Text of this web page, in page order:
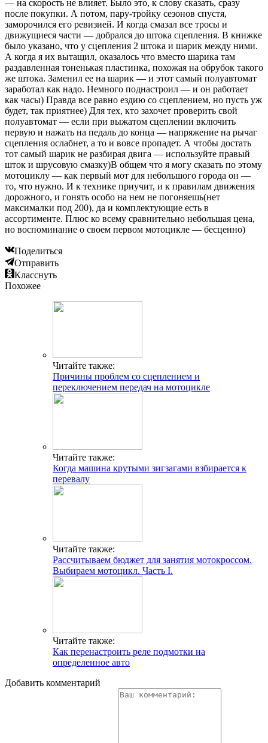
— на скорость не влияет. Было это, к слову сказать, сразу
после покупки. А потом, пару-тройку сезонов спустя,
заморочился его ревизией. И когда смазал все тросы и
движущиеся части — добрался до штока сцепления. В книжке
было указано, что у сцепления 2 штока и шарик между ними.
А когда я их вытащил, оказалось что вместо шарика там
раздавленная тоненькая пластинка, похожая на обрубок такого
же штока. Заменил ее на шарик — и этот самый полуавтомат
заработал как надо. Немного поднастроил — и он работает
как часы) Правда все равно ездию со сцеплением, но пусть уж
будет, так приятнее) Для тех, кто захочет проверить свой
полуавтомат — если при выжатом сцеплении включить
первую и нажать на педаль до конца — напряжение на рычаг
сцепления ослабнет, а то и вовсе пропадет. А чтобы достать
тот самый шарик не разбирая двига — используйте правый
шток и шрусовую смазку)В общем что я могу сказать по этому
мотоциклу — как первый мот для небольшого города он —
то, что нужно. И к технике приучит, и к правилам движения
дорожного, и гонять особо на нем не погоняешь(нет
максималки под 200), да и комплектующие есть в
ассортименте. Плюс ко всему сравнительно небольшая цена,
но воспоминание о своем первом мотоцикле — бесценно)
Поделиться
Отправить
Класснуть
Похожее
Читайте также:
Причины проблем со сцеплением и
переключением передач на мотоцикле
Читайте также:
Когда машина крутыми зигзагами взбирается к
перевалу
Читайте также:
Рассчитываем бюджет для занятия мотокроссом.
Выбираем мотоцикл. Часть I.
Читайте также:
Как перенастроить реле подмотки на
определенное авто
Добавить комментарий